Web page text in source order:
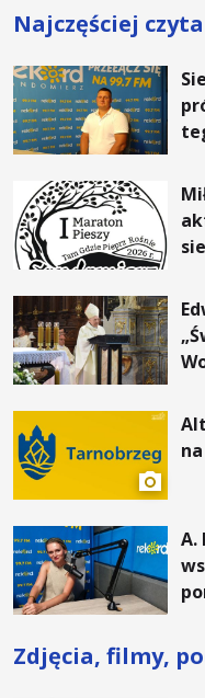
Najczęściej
A.
Zdjęcia, filmy,